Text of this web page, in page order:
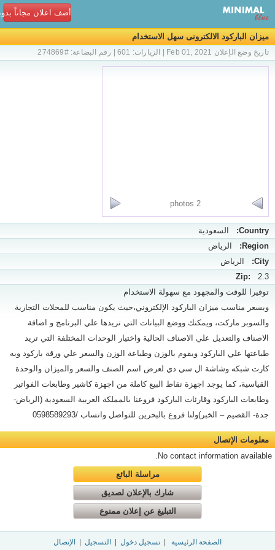
أضف اعلان مجاناً
ميزان الباركود الالكترونى سهل الاستخدام
تاريخ وضع الإعلان Feb 01, 2021 | الزيارات: 601 | رقم البضاعة: #274869
2 photos
Country:
السعودية
Region:
الرياض
City:
الرياض
Zip: 2.3
توفيرا للوقت والمجهود مع سهولة الاستخدام
وبسعر مناسب ميزان الباركود الإلكتروني،حيث يكون مناسب للمحلات التجارية
والسوبر ماركت، ويمكنك ووضع البيانات التي تريدها علي البرنامج و اضافة
الاصناف والتعديل علي الاصناف الحالية واختيار الوحدات المختلفة التي تريد
طباعتها علي الباركود ويقوم بالوزن وطباعة الوزن والسعر علي ورقة باركود وبه
كارت شبكه وشاشة ال سي دي لعرض اسم الصنف والسعر والميزان والوحدة
القياسية، كما يوجد اجهزة نقاط البيع كاملة من اجهزة كاشير وطابعات الفواتير
وطابعات الباركود وقارئات الباركود فروعنا بالمملكة العربية السعودية (الرياض-
جدة- القصيم – الخبر)ولنا فروع بالبحرين للتواصل واتساب /0598589293
معلومات الإتصال
No contact information available.
مراسلة البائع
شارك بالإعلان لصديق
التبليغ عن إعلان ممنوع
الصفحة الرئيسية تسجيل دخول التسجيل الإتصال